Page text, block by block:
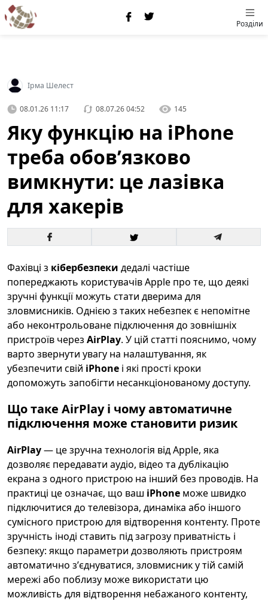
Розділи
Ірма Шелест
08.01.26 11:17 08.07.26 04:52 145
Яку функцію на iPhone
треба обовʼязково
вимкнути: це лазівка
для хакерів
Фахівці з кібербезпеки дедалі частіше
попереджають користувачів Apple про те, що деякі
зручні функції можуть стати дверима для
зловмисників. Однією з таких небезпек є непомітне
або неконтрольоване підключення до зовнішніх
пристроїв через AirPlay. У цій статті пояснимо, чому
варто звернути увагу на налаштування, як
убезпечити свій iPhone і які прості кроки
допоможуть запобігти несанкціонованому доступу.
Що таке AirPlayі чомуавтоматичне
підключення може становити ризик
AirPlay— це зручна технологія від Apple, яка
дозволяє передавати аудіо, відео та дублікацію
екрана з одного пристрою на інший без проводів. На
практиці це означає, що ваш iPhone може швидко
підключитися до телевізора, динаміка або іншого
сумісного пристрою для відтворення контенту. Проте
зручність іноді ставить під загрозу приватність і
безпеку: якщо параметри дозволяють пристроям
автоматично зʼєднуватися, зловмисник у тій самій
мережі або поблизу може використати цю
можливість для відтворення небажаного контенту,